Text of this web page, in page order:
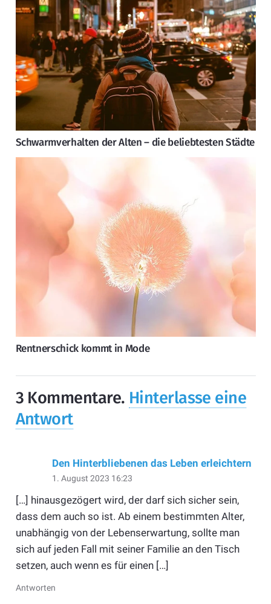
Schwarmverhalten der Alten – die beliebtesten Städte
Rentnerschick kommt in Mode
3 Kommentare. Hinterlasse eine
Antwort
Den Hinterbliebenen das Leben erleichtern
1. August 2023 16:23
[…] hinausgezögert wird, der darf sich sicher sein,
dass dem auch so ist. Ab einem bestimmten Alter,
unabhängig von der Lebenserwartung, sollte man
sich auf jeden Fall mit seiner Familie an den Tisch
setzen, auch wenn es für einen […]
Antworten